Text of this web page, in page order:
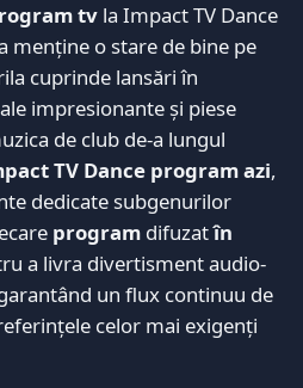
tv la Impact TV Dance
menține o stare de bine pe
cuprinde lansări în
impresionante și piese
de club de-a lungul
TV Dance program azi,
dedicate subgenurilor
program difuzatîn
a livra divertisment audio-
un flux continuu de
celor mai exigenți